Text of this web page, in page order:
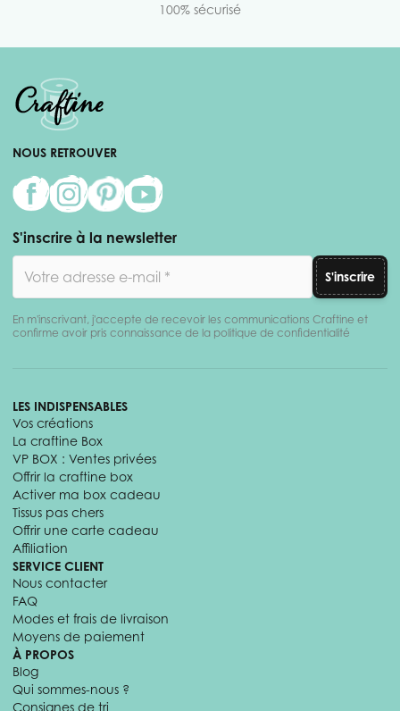
100% sécurisé
NOUS RETROUVER
S'inscrire à la newsletter
S'inscrire
En m'inscrivant, j'accepte de recevoir les communications Craftine et
confirme avoir pris connaissance de la politique de confidentialité
LES INDISPENSABLES
Vos créations
La craftine Box
VP BOX : Ventes privées
Offrir la craftine box
Activer ma box cadeau
Tissus pas chers
Offrir une carte cadeau
Affiliation
SERVICE CLIENT
Nous contacter
FAQ
Modes et frais de livraison
Moyens de paiement
À PROPOS
Blog
Qui sommes-nous ?
Consignes de tri